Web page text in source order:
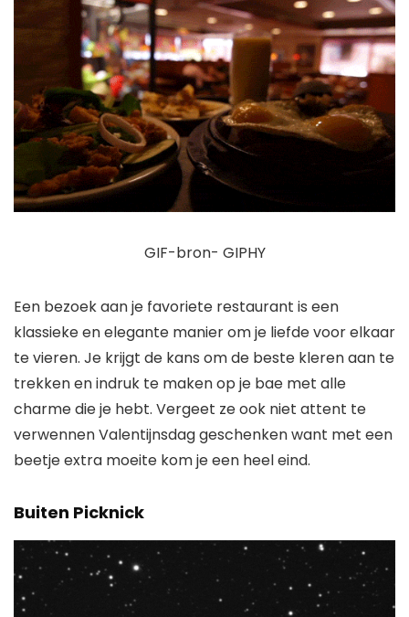
GIF-bron- GIPHY
Een bezoek aan je favoriete restaurant is een
klassieke en elegante manier om je liefde voor elkaar
te vieren. Je krijgt de kans om de beste kleren aan te
trekken en indruk te maken op je bae met alle
charme die je hebt. Vergeet ze ook niet attent te
verwennenValentijnsdag geschenkenwant met een
beetje extra moeite kom je een heel eind.
Buiten Picknick